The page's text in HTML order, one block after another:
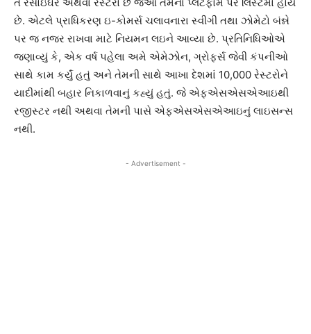
છે. એટલે પ્રાધિકરણ ઇ-કોમર્સ ચલાવનારા સ્વીગી તથા ઝોમેટો બંન્ને
પર જ નજર રાખવા માટે નિયમન લઇને આવ્યા છે. પ્રતિનિધિઓએ
જણાવ્યું કે, એક વર્ષ પહેલા અમે એમેઝોન, ગ્રોફર્સ જેવી કંપનીઓ
સાથે કામ કર્યું હતું અને તેમની સાથે આખા દેશમાં 10,000 રેસ્ટરોને
યાદીમાંથી બહાર નિકાળવાનું કહ્યું હતું. જે એફએસએસએઆઇથી
રજીસ્ટર નથી અથવા તેમની પાસે એફએસએસએઆઇનું લાઇસન્સ
નથી.
- Advertisement -